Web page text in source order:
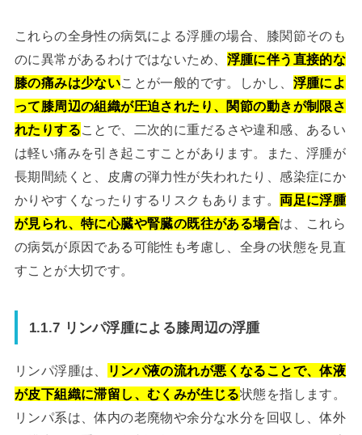
これらの全身性の病気による浮腫の場合、膝関節そのも
のに異常があるわけではないため、 浮腫に伴う直接的な
膝の痛みは少ないことが一般的です。しかし、 浮腫によ
って膝周辺の組織が圧迫されたり、関節の動きが制限さ
れたりすることで、二次的に重だるさや違和感、あるい
は軽い痛みを引き起こすことがあります。また、浮腫が
長期間続くと、皮膚の弾力性が失われたり、感染症にか
かりやすくなったりするリスクもあります。 両足に浮腫
が見られ、特に心臓や腎臓の既往がある場合は、これら
の病気が原因である可能性も考慮し、全身の状態を見直
すことが大切です。
1.1.7 リンパ浮腫による膝周辺の浮腫
リンパ浮腫は、
リンパ液の流れが悪くなることで、体液
が皮下組織に滞留し、むくみが生じる状態を指します。
リンパ系は、体内の老廃物や余分な水分を回収し、体外